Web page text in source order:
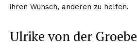
ihren Wunsch, anderen zu helfen.
Ulrike von der